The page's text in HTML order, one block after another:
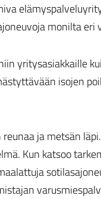
monilta eri
yritysasiakkaille
isojen
reunaa ja metsän
Kun katsoo